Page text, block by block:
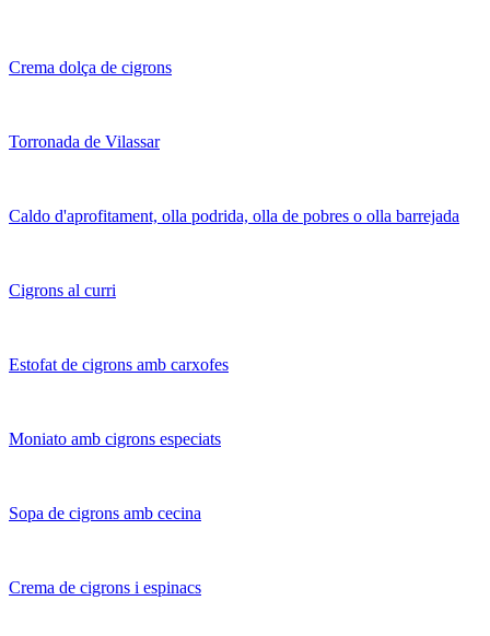
Crema dolça de cigrons
Torronada de Vilassar
Caldo d'aprofitament, olla podrida, olla de pobres o olla barrejada
Cigrons al curri
Estofat de cigrons amb carxofes
Moniato amb cigrons especiats
Sopa de cigrons amb cecina
Crema de cigrons i espinacs